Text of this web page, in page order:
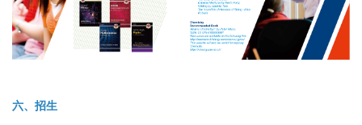
六、招生